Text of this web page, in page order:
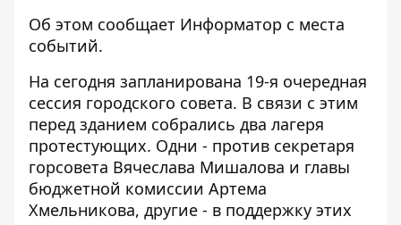
Об этом сообщает Информатор с места
событий.
На сегодня запланирована 19-я очередная
сессия городского совета. В связи с этим
перед зданием собрались два лагеря
протестующих. Одни - против секретаря
горсовета Вячеслава Мишалова и главы
бюджетной комиссии Артема
Хмельникова, другие - в поддержку этих